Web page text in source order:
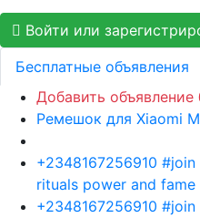
Войти или
Бесплатные объявления
Добавить объявление
Ремешок для Xiaomi
+2348167256910
rituals power and fame
+2348167256910